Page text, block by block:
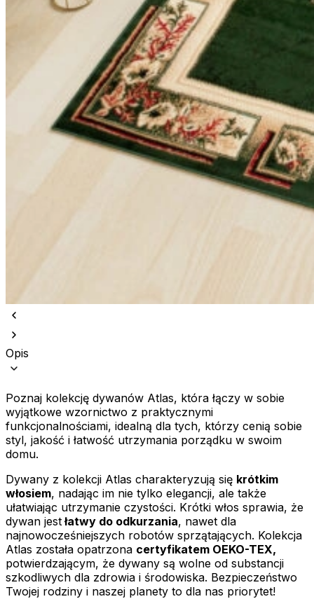
Opis
Poznaj kolekcję dywanów Atlas, która łączy w sobie
wyjątkowe wzornictwo z praktycznymi
funkcjonalnościami, idealną dla tych, którzy cenią sobie
styl, jakość i łatwość utrzymania porządku w swoim
domu.
Dywany z kolekcji Atlas charakteryzują się krótkim
włosiem, nadając im nie tylko elegancji, ale także
ułatwiając utrzymanie czystości. Krótki włos sprawia, że
dywan jestłatwy do odkurzania, nawet dla
najnowocześniejszych robotów sprzątających. Kolekcja
Atlas została opatrzona certyfikatem OEKO-TEX,
potwierdzającym, że dywany są wolne od substancji
szkodliwych dla zdrowia i środowiska. Bezpieczeństwo
Twojej rodziny i naszej planety to dla nas priorytet!